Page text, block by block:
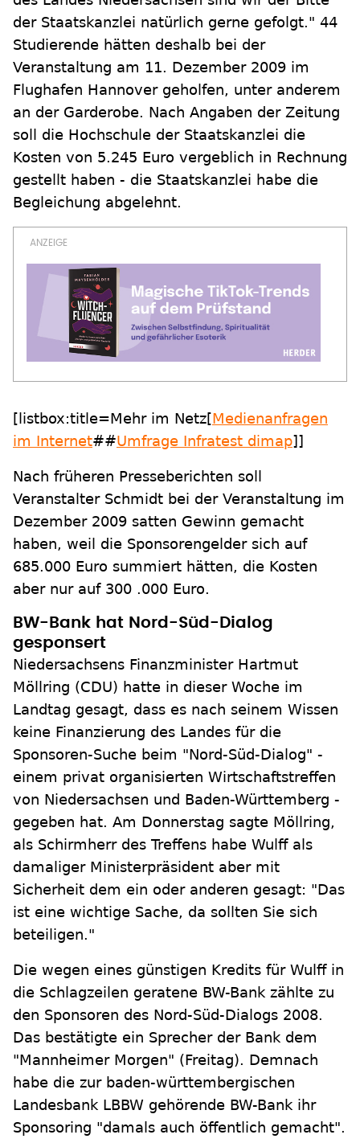
der Staatskanzlei natürlich gerne gefolgt." 44
Studierende hätten deshalb bei der
Veranstaltung am 11. Dezember 2009 im
Flughafen Hannover geholfen, unter anderem
an der Garderobe. Nach Angaben der Zeitung
soll die Hochschule der Staatskanzlei die
Kosten von 5.245 Euro vergeblich in Rechnung
gestellt haben - die Staatskanzlei habe die
Begleichung abgelehnt.
[listbox:title=Mehr im Netz[Medienanfragen
im Internet##Umfrage Infratest dimap]]
Nach früheren Presseberichten soll
Veranstalter Schmidt bei der Veranstaltung im
Dezember 2009 satten Gewinn gemacht
haben, weil die Sponsorengelder sich auf
685.000 Euro summiert hätten, die Kosten
aber nur auf 300 .000 Euro.
BW-Bank hat Nord-Süd-Dialog
gesponsert
Niedersachsens Finanzminister Hartmut
Möllring (CDU) hatte in dieser Woche im
Landtag gesagt, dass es nach seinem Wissen
keine Finanzierung des Landes für die
Sponsoren-Suche beim "Nord-Süd-Dialog" -
einem privat organisierten Wirtschaftstreffen
von Niedersachsen und Baden-Württemberg -
gegeben hat. Am Donnerstag sagte Möllring,
als Schirmherr des Treffens habe Wulff als
damaliger Ministerpräsident aber mit
Sicherheit dem ein oder anderen gesagt: "Das
ist eine wichtige Sache, da sollten Sie sich
beteiligen."
Die wegen eines günstigen Kredits für Wulff in
die Schlagzeilen geratene BW-Bank zählte zu
den Sponsoren des Nord-Süd-Dialogs 2008.
Das bestätigte ein Sprecher der Bank dem
"Mannheimer Morgen" (Freitag). Demnach
habe die zur baden-württembergischen
Landesbank LBBW gehörende BW-Bank ihr
Sponsoring "damals auch öffentlich gemacht".